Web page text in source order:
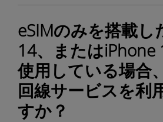
eSIMのみを搭載し
14、またはiPhone
使用している場合
回線サービスを利
すか？